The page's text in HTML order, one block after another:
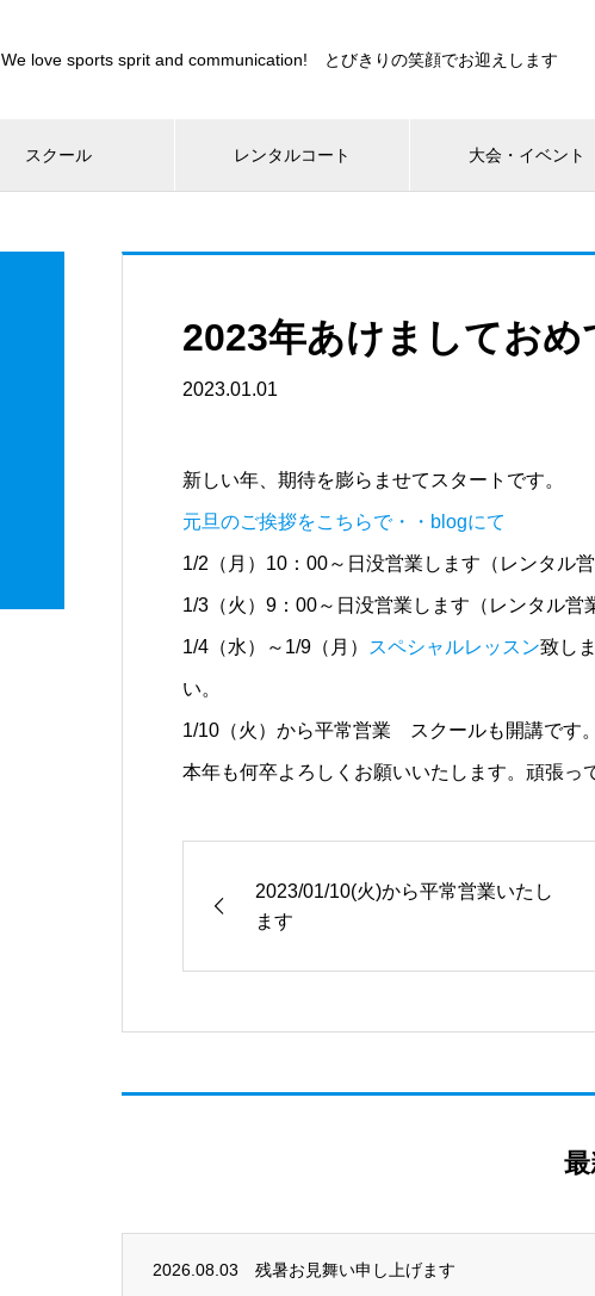
We love sports sprit and communication! とびきりの笑顔でお迎えします
スクール レンタルコート 大会・イベント
2023年あけましてお
2023.01.01
新しい年、期待を膨らませてスタートです。
元旦のご挨拶をこちらで・・blogにて
1/2（月）10：00～日没営業します（レンタル営
1/3（火）9：00～日没営業します（レンタル営
1/4（水）～1/9（月） スペシャルレッスン致し
い。
1/10（火）から平常営業 スクールも開講です。
本年も何卒よろしくお願いいたします。頑張っ
2023/01/10(火)から平常営業いたし
ます
2026.08.03 残暑お見舞い申し上げます